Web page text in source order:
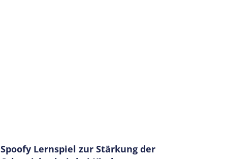
Spoofy Lernspiel zur Stärkung der